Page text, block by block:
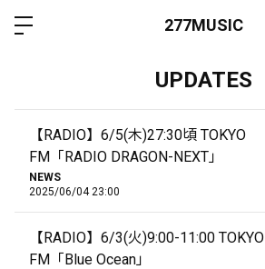
277MUSIC
UPDATES
【RADIO】6/5(木)27:30頃 TOKYO
FM「RADIO DRAGON-NEXT」
NEWS
2025/06/04 23:00
【RADIO】6/3(火)9:00-11:00 TOKYO
FM「Blue Ocean」